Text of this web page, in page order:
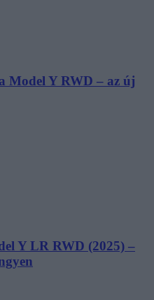
Model Y RWD – az új
Y LR RWD (2025) –